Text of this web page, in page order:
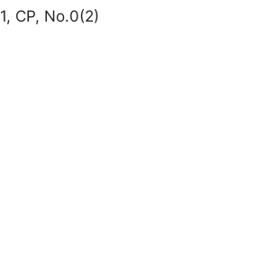
CP, No.0(2)